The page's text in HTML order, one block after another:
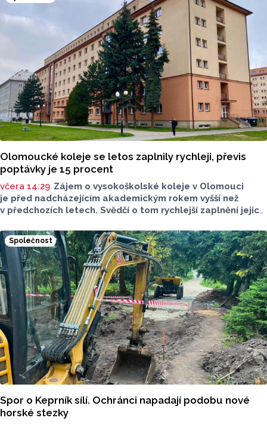
Olomoucké koleje se letos zaplnily rychleji, převis
poptávky je 15 procent
včera 14:29 Zájem o vysokoškolské koleje v Olomouci
je před nadcházejícím akademickým rokem vyšší než
v předchozích letech. Svědčí o tom rychlejší zaplnění jejich
ČTK mluvčí Univerzity Palackého (UP) v Olomouci Egon
Havrlant. Celková kapacita lůžek na kolejích je letos
zhruba 4300, o dalších přibližně 500 míst se tento počet
navýší příští rok po přestavbě bloku kolejí J. L. Fischera,
doplnil mluvčí.
Společnost
Spor o Keprník sílí. Ochránci napadají podobu nové
horské stezky